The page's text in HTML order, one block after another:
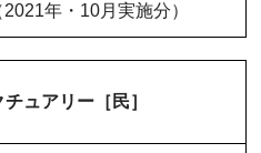
年・10月実施分）
チュアリー［民］